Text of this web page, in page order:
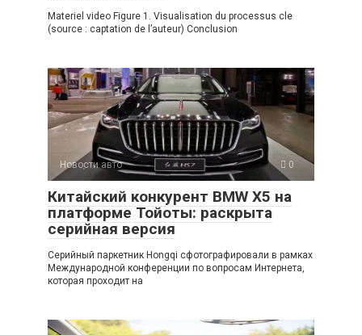
Materiel video Figure 1. Visualisation du processus cle
(source : captation de l’auteur) Conclusion
Новости авто 0
Китайский конкурент BMW X5 на
платформе Тойоты: раскрыта
серийная версия
Серийный паркетник Hongqi сфотографировали в рамках
Международной конференции по вопросам Интернета,
которая проходит на